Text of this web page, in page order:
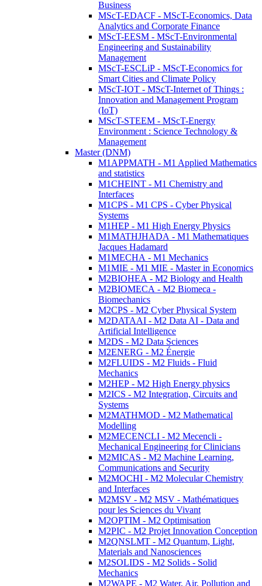
Business
MScT-EDACF - MScT-Economics, Data
Analytics and Corporate Finance
MScT-EESM - MScT-Environmental
Engineering and Sustainability
Management
MScT-ESCLiP - MScT-Economics for
Smart Cities and Climate Policy
MScT-IOT - MScT-Internet of Things :
Innovation and Management Program
(IoT)
MScT-STEEM - MScT-Energy
Environment : Science Technology &
Management
Master (DNM)
M1APPMATH - M1 Applied Mathematics
and statistics
M1CHEINT - M1 Chemistry and
Interfaces
M1CPS - M1 CPS - Cyber Physical
Systems
M1HEP - M1 High Energy Physics
M1MATHJHADA - M1 Mathematiques
Jacques Hadamard
M1MECHA - M1 Mechanics
M1MIE - M1 MIE - Master in Economics
M2BIOHEA - M2 Biology and Health
M2BIOMECA - M2 Biomeca -
Biomechanics
M2CPS - M2 Cyber Physical System
M2DATAAI - M2 Data AI - Data and
Artificial Intelligence
M2DS - M2 Data Sciences
M2ENERG - M2 Énergie
M2FLUIDS - M2 Fluids - Fluid
Mechanics
M2HEP - M2 High Energy physics
M2ICS - M2 Integration, Circuits and
Systems
M2MATHMOD - M2 Mathematical
Modelling
M2MECENCLI - M2 Mecencli -
Mechanical Engineering for Clinicians
M2MICAS - M2 Machine Learning,
Communications and Security
M2MOCHI - M2 Molecular Chemistry
and Interfaces
M2MSV - M2 MSV - Mathématiques
pour les Sciences du Vivant
M2OPTIM - M2 Optimisation
M2PIC - M2 Projet Innovation Conception
M2QNSLMT - M2 Quantum, Light,
Materials and Nanosciences
M2SOLIDS - M2 Solids - Solid
Mechanics
M2WAPE - M2 Water, Air, Pollution and